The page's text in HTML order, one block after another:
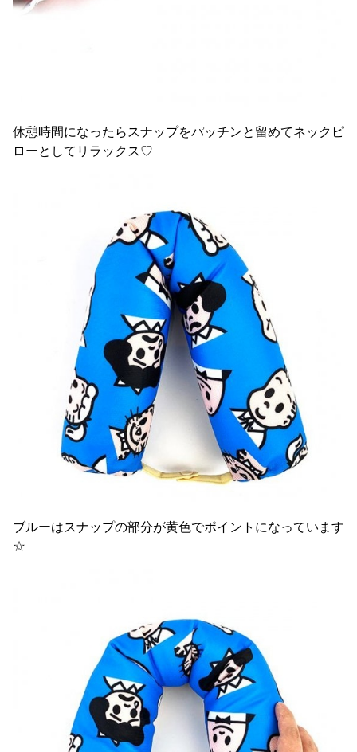
休憩時間になったらスナップをパッチンと留めてネックピ
ローとしてリラックス♡
ブルーはスナップの部分が黄色でポイントになっています
☆